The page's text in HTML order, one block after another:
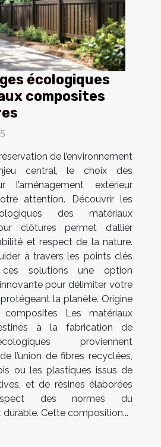
écologiques
composites
de l’environnement
central, le choix des
l’aménagement extérieur
attention. Découvrir les
des matériaux
clôtures permet d’allier
et respect de la nature.
à travers les points clés
solutions une option
pour délimiter votre
la planète. Origine
Les matériaux
à la fabrication de
proviennent
l’union de fibres recyclées,
ou les plastiques issus de
et de résines élaborées
des normes du
Cette composition...